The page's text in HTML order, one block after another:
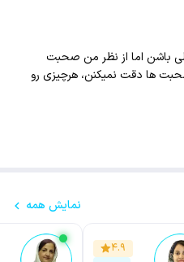
باشن اما از نظر من صحبت
ها دقت نمیکنن، هرچیزی رو
نمایش همه
۴.۹